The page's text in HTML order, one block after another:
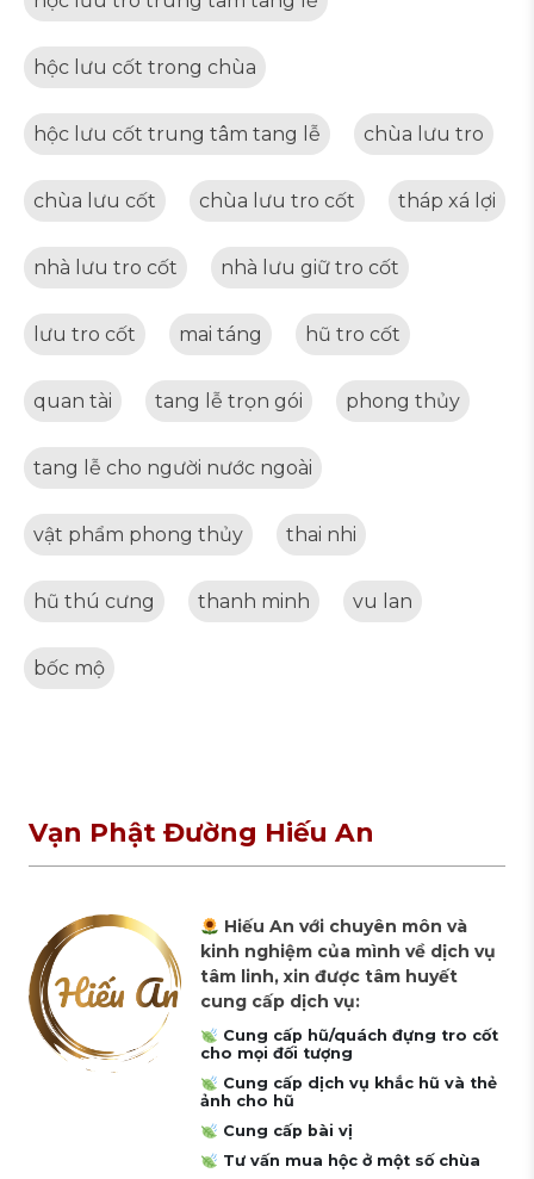
hộc lưu cốt trong chùa
hộc lưu cốt trung tâm tang lễ chùa lưu tro
chùa lưu cốt chùa lưu tro cốt tháp xá lợi
nhà lưu tro cốt nhà lưu giữ tro cốt
lưu tro cốt mai táng hũ tro cốt
quan tài tang lễ trọn gói phong thủy
tang lễ cho người nước ngoài
vật phẩm phong thủy thai nhi
hũ thú cưng thanh minh vu lan
bốc mộ
Vạn Phật Đường Hiếu An
Hiếu An với chuyên môn và
kinh nghiệm của mình về dịch vụ
tâm linh, xin được tâm huyết
cung cấp dịch vụ:
Cung cấp hũ/quách đựng tro cốt
cho mọi đối tượng
Cung cấp dịch vụ khắc hũ và thẻ
ảnh cho hũ
Cung cấp bài vị
Tư vấn mua hộc ở một số chùa